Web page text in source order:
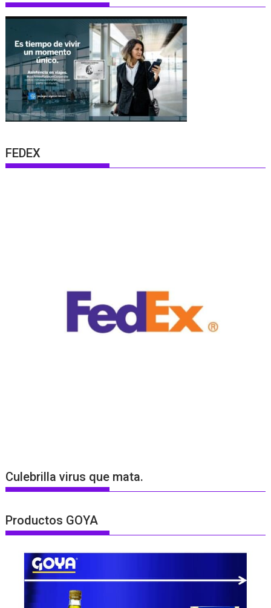
FEDEX
Culebrilla virus que mata.
Productos GOYA